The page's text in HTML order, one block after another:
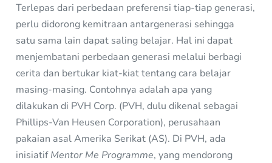
Terlepas dari perbedaan preferensi tiap-tiap generasi,
perlu didorong kemitraan antargenerasi sehingga
satu sama lain dapat saling belajar. Hal ini dapat
menjembatani perbedaan generasi melalui berbagi
cerita dan bertukar kiat-kiat tentang cara belajar
masing-masing. Contohnya adalah apa yang
dilakukan di PVH Corp. (PVH, dulu dikenal sebagai
Phillips-Van Heusen Corporation), perusahaan
pakaian asal Amerika Serikat (AS). Di PVH, ada
inisiatifMentor Me Programme, yang mendorong